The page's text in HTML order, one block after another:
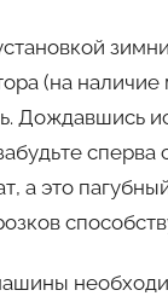
(на
Дождавшись
сперва
а это